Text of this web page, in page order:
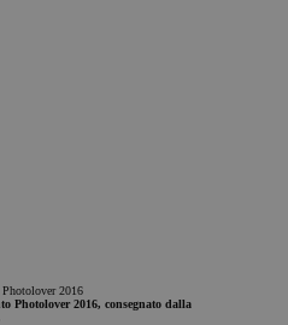
2016
Photolover 2016, consegnato dalla